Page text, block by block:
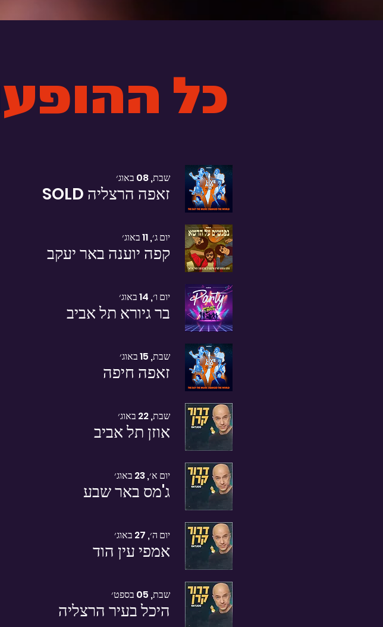
שבת, 08 באוג׳
זאפה הרצליה SOLD
יום ג׳, 11 באוג׳
קפה יוענה באר יעקב
יום ו׳, 14 באוג׳
בר גיורא תל אביב
שבת, 15 באוג׳
זאפה חיפה
שבת, 22 באוג׳
אוזן תל אביב
יום א׳, 23 באוג׳
ג'מס באר שבע
יום ה׳, 27 באוג׳
אמפי עין הוד
שבת, 05 בספט׳
היכל בעיר הרצליה